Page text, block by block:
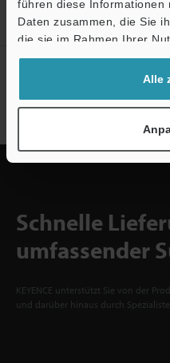
führen diese Informationen
Daten zusammen, die Sie
die sie im Rahmen Ihrer
haben.
Alle
Jetzt registrieren!
Newsletter-
Jetzt anmelden
Schnelle
umfassender
KEYENCE unterstützt Sie von der
und darüber hinaus durch